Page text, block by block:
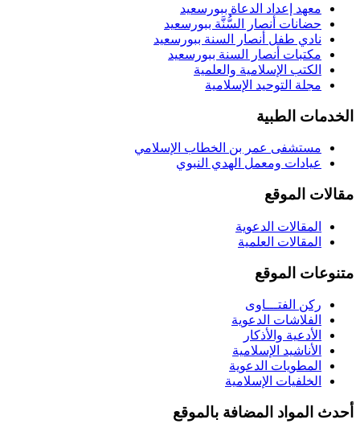
معهد إعداد الدعاة ببورسعيد
حضانات أنصار السُّنَّة ببورسعيد
نادي طفل أنصار السنة ببورسعيد
مكتبات أنصار السنة ببورسعيد
الكتب الإسلامية والعلمية
مجلة التوحيد الإسلامية
الخدمات الطبية
مستشفى عمر بن الخطاب الإسلامي
عيادات ومعمل الهدي النبوي
مقالات الموقع
المقالات الدعوية
المقالات العلمية
متنوعات الموقع
ركن الفتـــاوى
الفلاشات الدعوية
الأدعية والأذكار
الأناشيد الإسلامية
المطويات الدعوية
الخلفيات الإسلامية
أحدث المواد المضافة بالموقع